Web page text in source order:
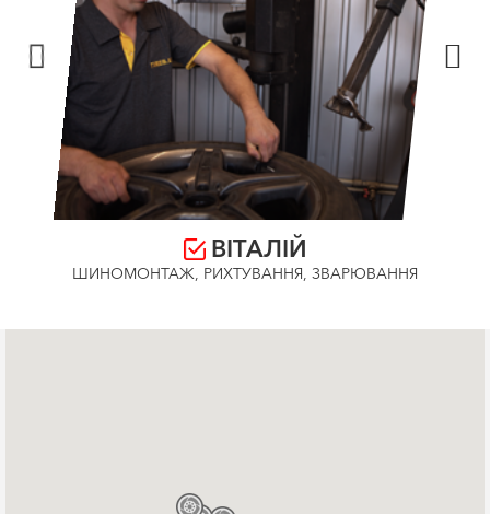
ВІТАЛІЙ
ШИНОМОНТАЖ, РИХТУВАННЯ, ЗВАРЮВАННЯ